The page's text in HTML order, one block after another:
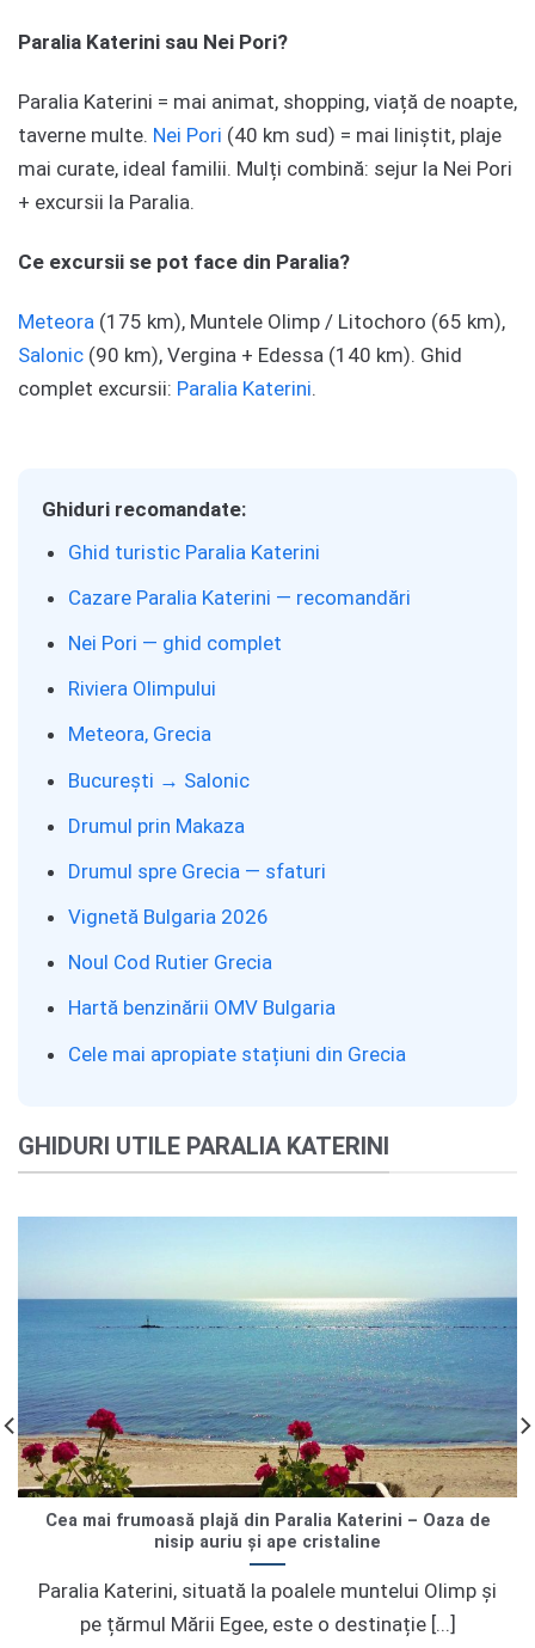
Paralia Katerini sau Nei Pori?
Paralia Katerini = mai animat, shopping, viață de noapte,
taverne multe. Nei Pori (40 km sud) = mai liniștit, plaje
mai curate, ideal familii. Mulți combină: sejur la Nei Pori
+ excursii la Paralia.
Ce excursii se pot face din Paralia?
Meteora (175 km), Muntele Olimp / Litochoro (65 km),
Salonic (90 km), Vergina + Edessa (140 km). Ghid
complet excursii: Paralia Katerini.
Ghiduri recomandate:
Ghid turistic Paralia Katerini
Cazare Paralia Katerini — recomandări
Nei Pori — ghid complet
Riviera Olimpului
Meteora, Grecia
București → Salonic
Drumul prin Makaza
Drumul spre Grecia — sfaturi
Vignetă Bulgaria 2026
Noul Cod Rutier Grecia
Hartă benzinării OMV Bulgaria
Cele mai apropiate stațiuni din Grecia
GHIDURI UTILE PARALIA KATERINI
Cea mai frumoasă plajă din Paralia Katerini – Oaza de
nisip auriu și ape cristaline
Paralia Katerini, situată la poalele muntelui Olimp și
pe țărmul Mării Egee, este o destinație [...]